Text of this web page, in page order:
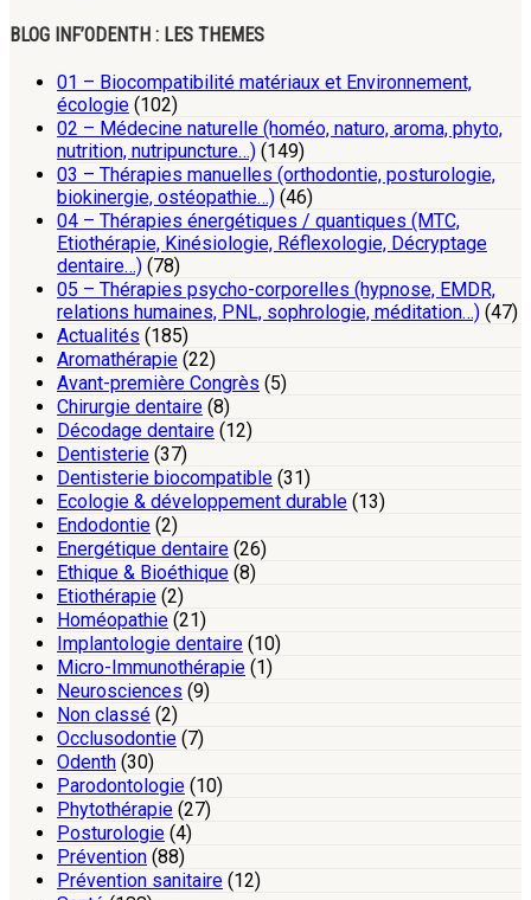
BLOG INF’ODENTH : LES THEMES
01 – Biocompatibilité matériaux et Environnement,
écologie (102)
02 – Médecine naturelle (homéo, naturo, aroma, phyto,
nutrition, nutripuncture…) (149)
03 – Thérapies manuelles (orthodontie, posturologie,
biokinergie, ostéopathie…) (46)
04 – Thérapies énergétiques / quantiques (MTC,
Etiothérapie, Kinésiologie, Réflexologie, Décryptage
dentaire…) (78)
05 – Thérapies psycho-corporelles (hypnose, EMDR,
relations humaines, PNL, sophrologie, méditation…) (47)
Actualités (185)
Aromathérapie (22)
Avant-première Congrès (5)
Chirurgie dentaire (8)
Décodage dentaire (12)
Dentisterie (37)
Dentisterie biocompatible (31)
Ecologie & développement durable (13)
Endodontie (2)
Energétique dentaire (26)
Ethique & Bioéthique (8)
Etiothérapie (2)
Homéopathie (21)
Implantologie dentaire (10)
Micro-Immunothérapie (1)
Neurosciences (9)
Non classé (2)
Occlusodontie (7)
Odenth (30)
Parodontologie (10)
Phytothérapie (27)
Posturologie (4)
Prévention (88)
Prévention sanitaire (12)